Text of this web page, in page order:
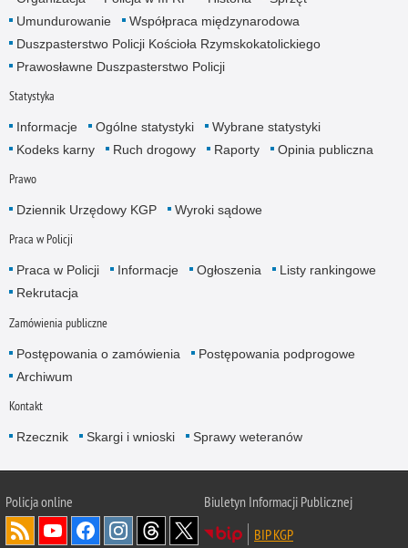
Umundurowanie
Współpraca międzynarodowa
Duszpasterstwo Policji Kościoła Rzymskokatolickiego
Prawosławne Duszpasterstwo Policji
Statystyka
Informacje Ogólne statystyki
Wybrane statystyki
Kodeks karny
Ruch drogowy Raporty Opinia publiczna
Prawo
Dziennik Urzędowy KGP Wyroki sądowe
Praca w Policji
Praca w Policji Informacje Ogłoszenia
Listy rankingowe
Rekrutacja
Zamówienia publiczne
Postępowania o zamówienia
Postępowania podprogowe
Archiwum
Kontakt
Rzecznik Skargi i wnioski Sprawy weteranów
Policjaonline
Biuletyn Informacji Publicznej
BIP KGP